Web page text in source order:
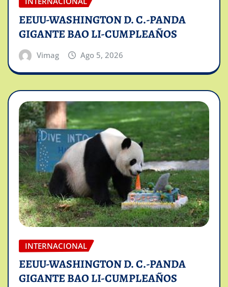
EEUU-WASHINGTON D. C.-PANDA
GIGANTE BAO LI-CUMPLEAÑOS
Vimag Ago 5, 2026
INTERNACIONAL
EEUU-WASHINGTON D. C.-PANDA
GIGANTE BAO LI-CUMPLEAÑOS